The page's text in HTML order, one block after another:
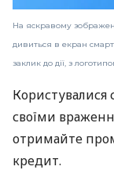
На яскравому
дивиться в екран
заклик до дії, з
Користувалися
своїми
отримайте
кредит.